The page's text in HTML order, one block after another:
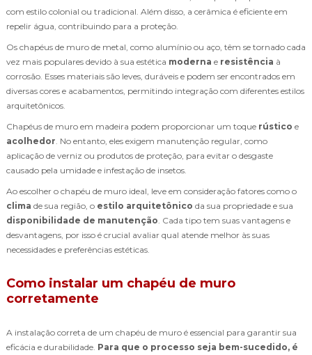
com estilo colonial ou tradicional. Além disso, a cerâmica é eficiente em
repelir água, contribuindo para a proteção.
Os chapéus de muro de metal, como alumínio ou aço, têm se tornado cada
vez mais populares devido à sua estética moderna e resistência à
corrosão. Esses materiais são leves, duráveis e podem ser encontrados em
diversas cores e acabamentos, permitindo integração com diferentes estilos
arquitetônicos.
Chapéus de muro em madeira podem proporcionar um toque rústico e
acolhedor . No entanto, eles exigem manutenção regular, como
aplicação de verniz ou produtos de proteção, para evitar o desgaste
causado pela umidade e infestação de insetos.
Ao escolher o chapéu de muro ideal, leve em consideração fatores como o
clima de sua região, o estilo arquitetônico da sua propriedade e sua
disponibilidade de manutenção . Cada tipo tem suas vantagens e
desvantagens, por isso é crucial avaliar qual atende melhor às suas
necessidades e preferências estéticas.
Como instalar um chapéu de muro
corretamente
A instalação correta de um chapéu de muro é essencial para garantir sua
eficácia e durabilidade. Para que o processo seja bem-sucedido, é